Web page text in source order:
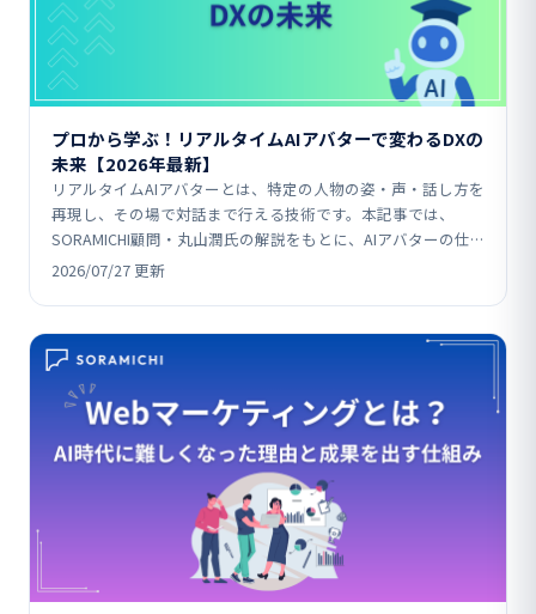
プロから学ぶ！リアルタイムAIアバターで変わるDXの
未来【2026年最新】
リアルタイムAIアバターとは、特定の人物の姿・声・話し方を
再現し、その場で対話まで行える技術です。本記事では、
SORAMICHI顧問・丸山潤氏の解説をもとに、AIアバターの仕
組みや、メディア・公共インフラ・企業研修などの…
2026/07/27 更新